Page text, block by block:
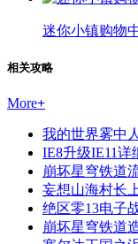
迷你小镇购物
相关攻略
More+
我的世界雾中
IE8升级IE11详
崩坏星穹铁道
妄想山海村长
绝区零13电子
崩坏星穹铁道